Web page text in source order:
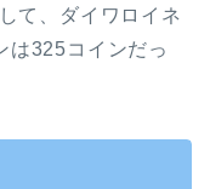
て、ダイワロイネ
は325コインだっ